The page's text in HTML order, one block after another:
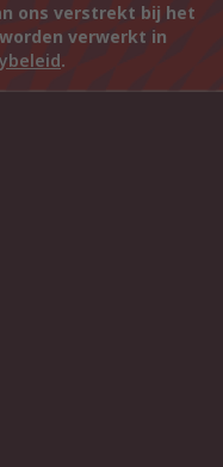
ons verstrekt bij het
verwerkt in
.